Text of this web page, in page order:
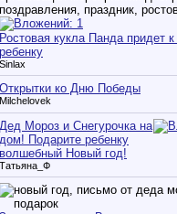
Ростовая кукла Панда придет
ребенку
Sinlax
Открытки ко Дню Победы
Milchelovek
Дед Мороз и Снегурочка на
дом! Подарите ребенку
волшебный Новый год!
Татьяна_Ф